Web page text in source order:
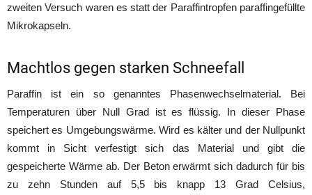
zweiten Versuch waren es statt der Paraffintropfen paraffingefüllte
Mikrokapseln.
Machtlos gegen starken Schneefall
Paraffin ist ein so genanntes Phasenwechselmaterial. Bei
Temperaturen über Null Grad ist es flüssig. In dieser Phase
speichert es Umgebungswärme. Wird es kälter und der Nullpunkt
kommt in Sicht verfestigt sich das Material und gibt die
gespeicherte Wärme ab. Der Beton erwärmt sich dadurch für bis
zu zehn Stunden auf 5,5 bis knapp 13 Grad Celsius,